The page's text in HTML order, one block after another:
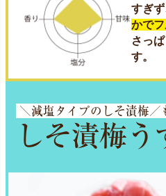
すぎ
かで
さっ
す。
＼減塩タイプのしそ漬梅／
しそ漬梅う